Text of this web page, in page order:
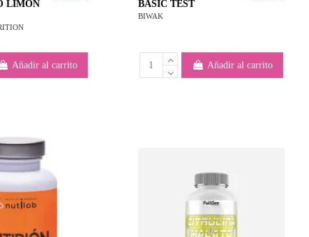
LIMÓN
Añadir al carrito
BASIC TEST
BIWAK
Añadir al carrito